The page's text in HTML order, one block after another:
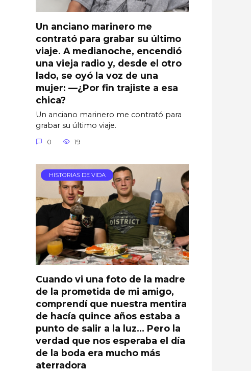
Un anciano marinero me
contrató para grabar su último
viaje. A medianoche, encendió
una vieja radio y, desde el otro
lado, se oyó la voz de una
mujer: —¿Por fin trajiste a esa
chica?
Un anciano marinero me contrató para
grabar su último viaje.
0 19
HISTORIAS DE VIDA
Cuando vi una foto de la madre
de la prometida de mi amigo,
comprendí que nuestra mentira
de hacía quince años estaba a
punto de salir a la luz… Pero la
verdad que nos esperaba el día
de la boda era mucho más
aterradora